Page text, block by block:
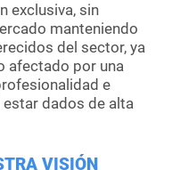
exclusiva, sin
manteniendo
del sector, ya
afectado por una
e
dados de alta
VISIÓN